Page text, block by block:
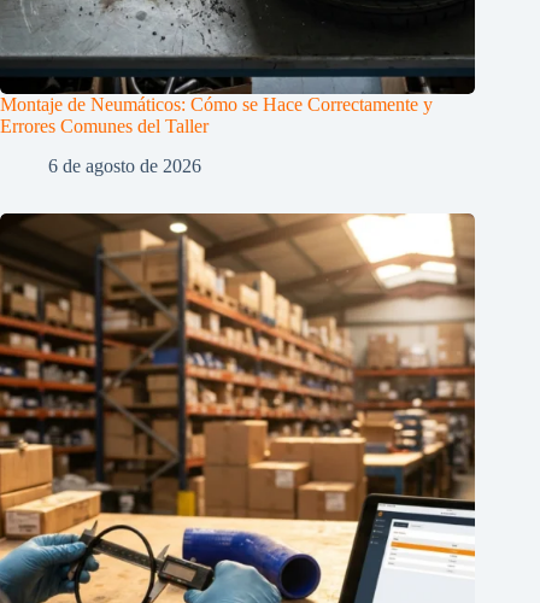
Montaje de Neumáticos: Cómo se Hace Correctamente y
Errores Comunes del Taller
6 de agosto de 2026